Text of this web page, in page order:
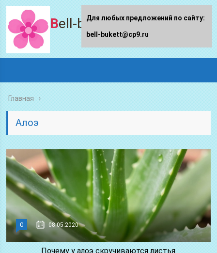
Bell-bukett.ru
Главная
Алоэ
0 08.05.2020
Почему у алоэ скручиваются листья
Для любых предложений по сайту:
bell-bukett@cp9.ru